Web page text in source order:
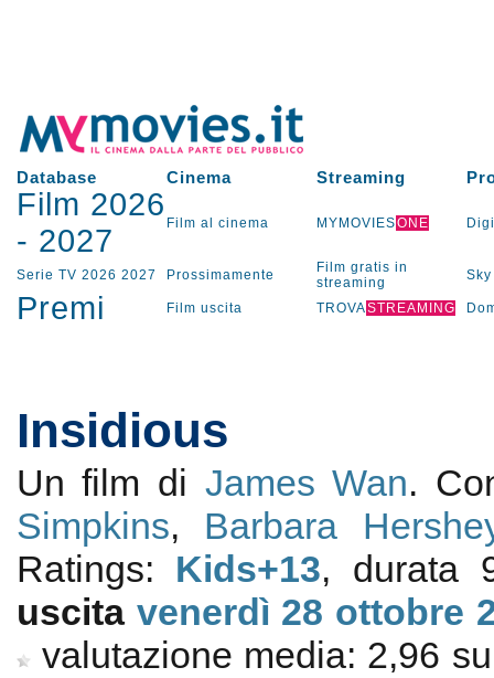
Database Cinema Streaming
Film 2026
- 2027 Film al cinema MYMOVIESONE
Serie TV 2026 2027 Prossimamente
Film gratis in
streaming
Sky
Premi Film uscita TROVASTREAMING
Insidious
Un film di James Wan.
Simpkins, Barbara
Ratings: Kids+13, durata
uscita venerdì 28 ottobre
valutazione media: 2,96